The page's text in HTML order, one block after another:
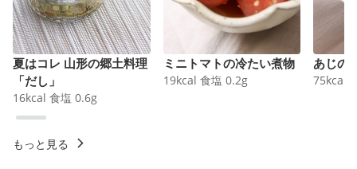
夏はコレ 山形の郷土料理
「だし」
16kcal 食塩 0.6g
ミニトマトの冷たい煮物
19kcal 食塩 0.2g
あじの
75kcal
もっと見る